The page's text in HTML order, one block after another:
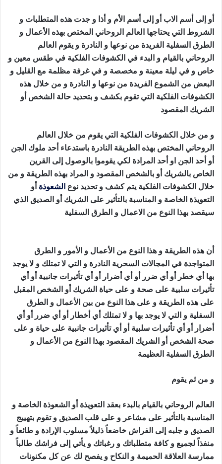
أو إلى أسم الاب أو إلى أسم الأم و أذا و جدت هذه المتطلبات و
الشروط التي يحتاجها العالم الروحاني المختص بهذه الأعمال و
الطرق السفلية الفريدة من نوعها و النادرة و يقوم العالم
الروحاني بالقيام و البدء في الكشوفات الفلكية في طقس معين و
خاص و في ليلة معينة و مخصصة و في غرفة مظلمة مع القليل و
البعض من الشموع الفريدة من نوعها و النادرة و من خلال هذه
الكشوفات الفلكية التي تقوم بكشف و بتحديد حالة الشخص أو
الشريك المقصود
و من خلال الكشوفات الفلكية التي يقوم من خلال العالم
الروحاني المختص بهذه الطريقة النادرة باستدعاء أحد ملوك الجن
أو أحد الجن او أحد المرادة لكي يقوموا بالوصول إلى القرين
الخاص بالشريك أو بالشخص المقصود و المراد بهذه الطريقة و من
خلال الكشوفات الفلكية يتم كشف و تحديد نوع الشعوذة أو
التعويذة الخاصة و المناسبة بالتأثير على الشريك أو الصديق الذي
سيقصد بهذا النوع من الاعمال و الطرق السفلية
أن هذه الطريقة و هذا النوع من الأعمال و الأمور و الطرق
المتواجدة في المجالات السحرية النادرة و التي لا تمتلك و لا يوجد
بها أي خطر أو أي ضرر أو أي أضرار أو أي تأثيرات جانبية أو أي
تأثيرات سلبية على صحة و على حياة الشريك أو الشخص المقبل
على هذه الطريقة و على هذا النوع من بين الأعمال و الطرق
السفلية و التي لا يوجد بها و لا تمتلك أي أخطار أو أي ضرر أو أي
أضرار أو أي تأثيرات سلبية أو أي تأثيرات جانبية على حياة و على
صحة الشخص أو الشريك المقصود بهذا النوع من الأعمال و
الطرق السفلية العظيمة
و من ثم يقوم
العالم الروحاني بالقيام بالبدء بعقد التعويذة أو الشعوذة الخاصة و
المناسبة بالتأثير على مشاعر و على قلب الصديق و تقوم بتهييج
الصديق و جلبه إلى الفراش خاضعاً ذليلاً مسلوب الإرادة و طائعاً و
منفذاً لجميع و كافة متطلباتك و رغباتك و يأتي إلى فراشك طالباً
ممارسة العلاقة الحميمة و النكاح و يفصح لك عن كل مكنونات